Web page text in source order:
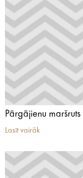
Pārgājienu
Lasīt vairāk